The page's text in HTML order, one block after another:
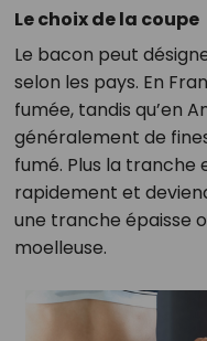
Le choix de la coupe
Le bacon peut
selon les pays. En
fumée, tandis qu’en
généralement de
fumé. Plus la tranche
rapidement et
une tranche épaisse
moelleuse.